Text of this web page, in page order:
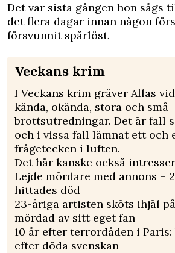
Det var sista gången hon sågs
det flera dagar innan någon
försvunnit spårlöst.
Veckans krim
I Veckans krim gräver Allas
kända, okända, stora och små
brottsutredningar. Det är fall
och i vissa fall lämnat ett och
frågetecken i luften.
Det här kanske också
Lejde mördare med annons –
hittades död
23-åriga artisten sköts ihjäl
mördad av sitt eget fan
10 år efter terrordåden i Paris:
efter döda svenskan